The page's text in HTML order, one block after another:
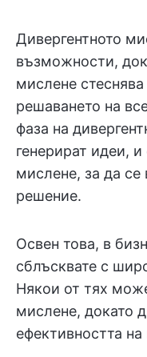
Дивергентното
възможности,
мислене
решаването на
фаза на
генерират идеи, и
мислене, за да се
решение.
Освен това, в
сблъсквате с
Някои от тях
мислене, докато
ефективността